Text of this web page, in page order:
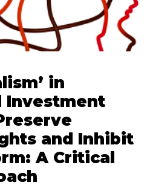
in
Investment
and Inhibit
A Critical